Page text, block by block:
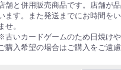
舗と併用販売商品です。店舗が
ます。また発送までにお時間を
せ。
古いカードゲームのため日焼け
購入希望の場合はご購入をご遠